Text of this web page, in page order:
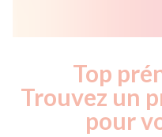
Top
Trouvez un
pour